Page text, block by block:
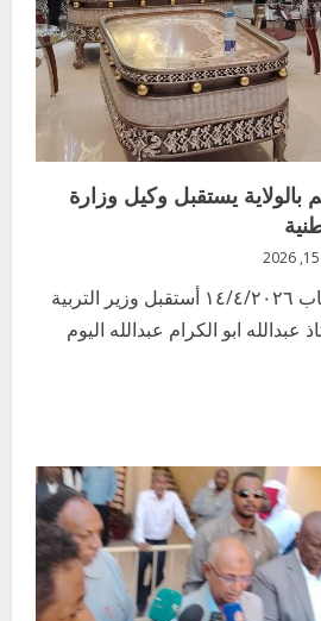
بالولاية يستقبل وكيل وزارة
مدني/هبه عبدالله أرباب ١٤/٤/٢٠٢٦ أستقبل وزير التربية
عبدالله ابو الكرام عبدالله اليوم